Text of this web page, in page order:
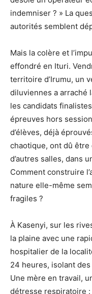
indemniser ? » La
autorités semblent
Mais la colère et
effondré en Ituri.
territoire d’Irumu, un
diluviennes a arraché
les candidats
épreuves hors session
d’élèves, déjà
chaotique, ont dû être
d’autres salles, dans
Comment construire
nature elle-même
fragiles ?
À Kasenyi, sur les
la plaine avec une
hospitalier de la
24 heures, isolant
Une mère en travail,
détresse respiratoire